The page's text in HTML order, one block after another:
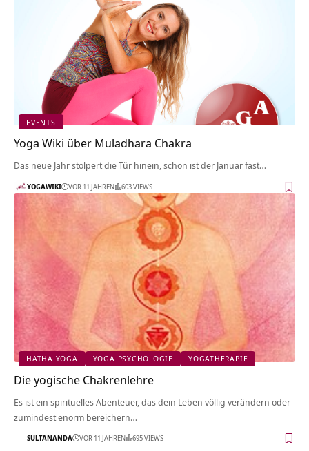
EVENTS
Yoga Wiki über Muladhara Chakra
Das neue Jahr stolpert die Tür hinein, schon ist der Januar fast…
YOGAWIKI VOR 11 JAHREN 603 VIEWS
HATHA YOGA YOGA PSYCHOLOGIE YOGATHERAPIE
Die yogische Chakrenlehre
Es ist ein spirituelles Abenteuer, das dein Leben völlig verändern oder
zumindest enorm bereichern…
SULTANANDA VOR 11 JAHREN 695 VIEWS